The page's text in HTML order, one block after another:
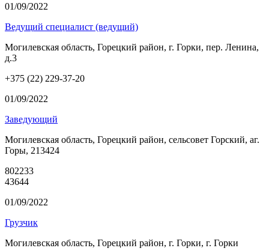
01/09/2022
Ведущий специалист (ведущий)
Могилевская область, Горецкий район, г. Горки, пер. Ленина,
д.3
+375 (22) 229-37-20
01/09/2022
Заведующий
Могилевская область, Горецкий район, сельсовет Горский, аг.
Горы, 213424
802233
43644
01/09/2022
Грузчик
Могилевская область, Горецкий район, г. Горки, г. Горки